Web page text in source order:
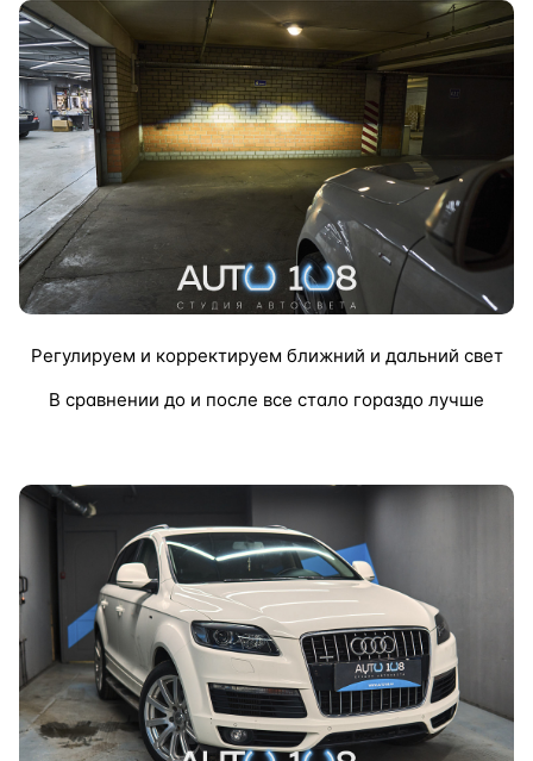
Регулируем и корректируем ближний и дальний свет
В сравнении до и после все стало гораздо лучше